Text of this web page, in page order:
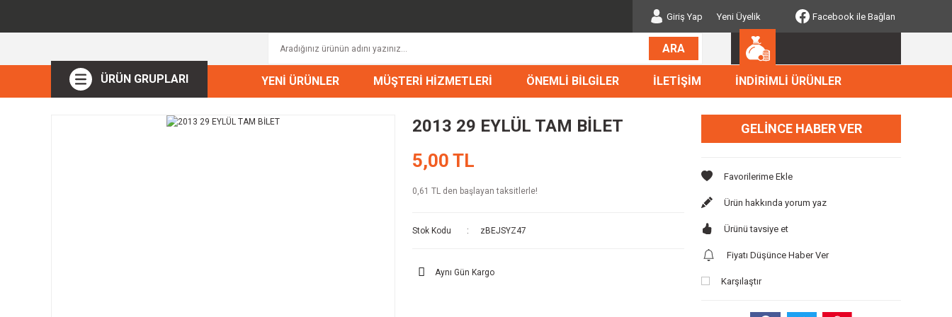
Giriş Yap Yeni Üyelik Facebook ile Bağlan
ARA
ÜRÜN GRUPLARI YENİ ÜRÜNLER MÜŞTERİ HİZMETLERİ ÖNEMLİ BİLGİLER İLETİŞİM İNDİRİMLİ ÜRÜNLER
2013 29 EYLÜL TAM BİLET
5,00 TL
0,61 TL den başlayan taksitlerle!
Stok Kodu zBEJSYZ47
Aynı Gün Kargo
GELINCE HABER VER
Ürün hakkında yorum yaz
Ürünü tavsiye et
Fiyatı Düşünce Haber Ver
Karşılaştır